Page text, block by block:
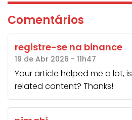
Comentários
registre-se na binance
19 de Abr 2026 - 11h47
Your article helped me a lot,
related content? Thanks!